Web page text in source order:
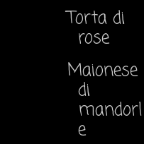
Torta di
rose
Maionese
di
mandorl
e